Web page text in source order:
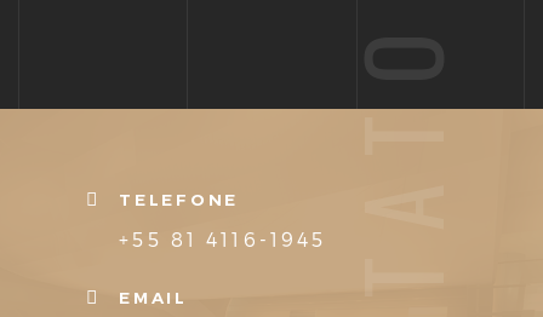
TELEFONE
+55 81 4116-1945
EMAIL